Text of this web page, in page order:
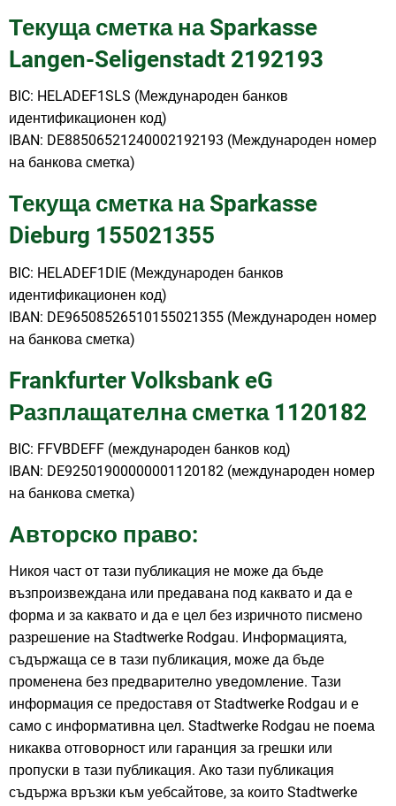
Текуща сметка на Sparkasse
Langen-Seligenstadt 2192193
BIC: HELADEF1SLS (Международен банков
идентификационен код)
IBAN: DE88506521240002192193 (Международен номер
на банкова сметка)
Текуща сметка на Sparkasse
Dieburg 155021355
BIC: HELADEF1DIE (Международен банков
идентификационен код)
IBAN: DE96508526510155021355 (Международен номер
на банкова сметка)
Frankfurter Volksbank eG
Разплащателна сметка 1120182
BIC: FFVBDEFF (международен банков код)
IBAN: DE92501900000001120182 (международен номер
на банкова сметка)
Авторско право:
Никоя част от тази публикация не може да бъде
възпроизвеждана или предавана под каквато и да е
форма и за каквато и да е цел без изричното писмено
разрешение на Stadtwerke Rodgau. Информацията,
съдържаща се в тази публикация, може да бъде
променена без предварително уведомление. Тази
информация се предоставя от Stadtwerke Rodgau и е
само с информативна цел. Stadtwerke Rodgau не поема
никаква отговорност или гаранция за грешки или
пропуски в тази публикация. Ако тази публикация
съдържа връзки към уебсайтове, за които Stadtwerke